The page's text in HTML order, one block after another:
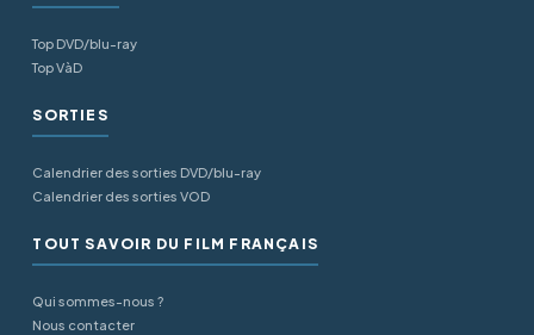
Top DVD/blu-ray
Top VàD
SORTIES
Calendrier des sorties DVD/blu-ray
Calendrier des sorties VOD
TOUT SAVOIR DU FILM FRANÇAIS
Qui sommes-nous ?
Nous contacter